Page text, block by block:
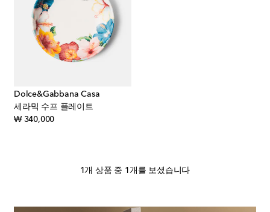
Dolce&Gabbana Casa
세라믹 수프 플레이트
₩ 340,000original price
1개 상품 중 1개를 보셨습니다